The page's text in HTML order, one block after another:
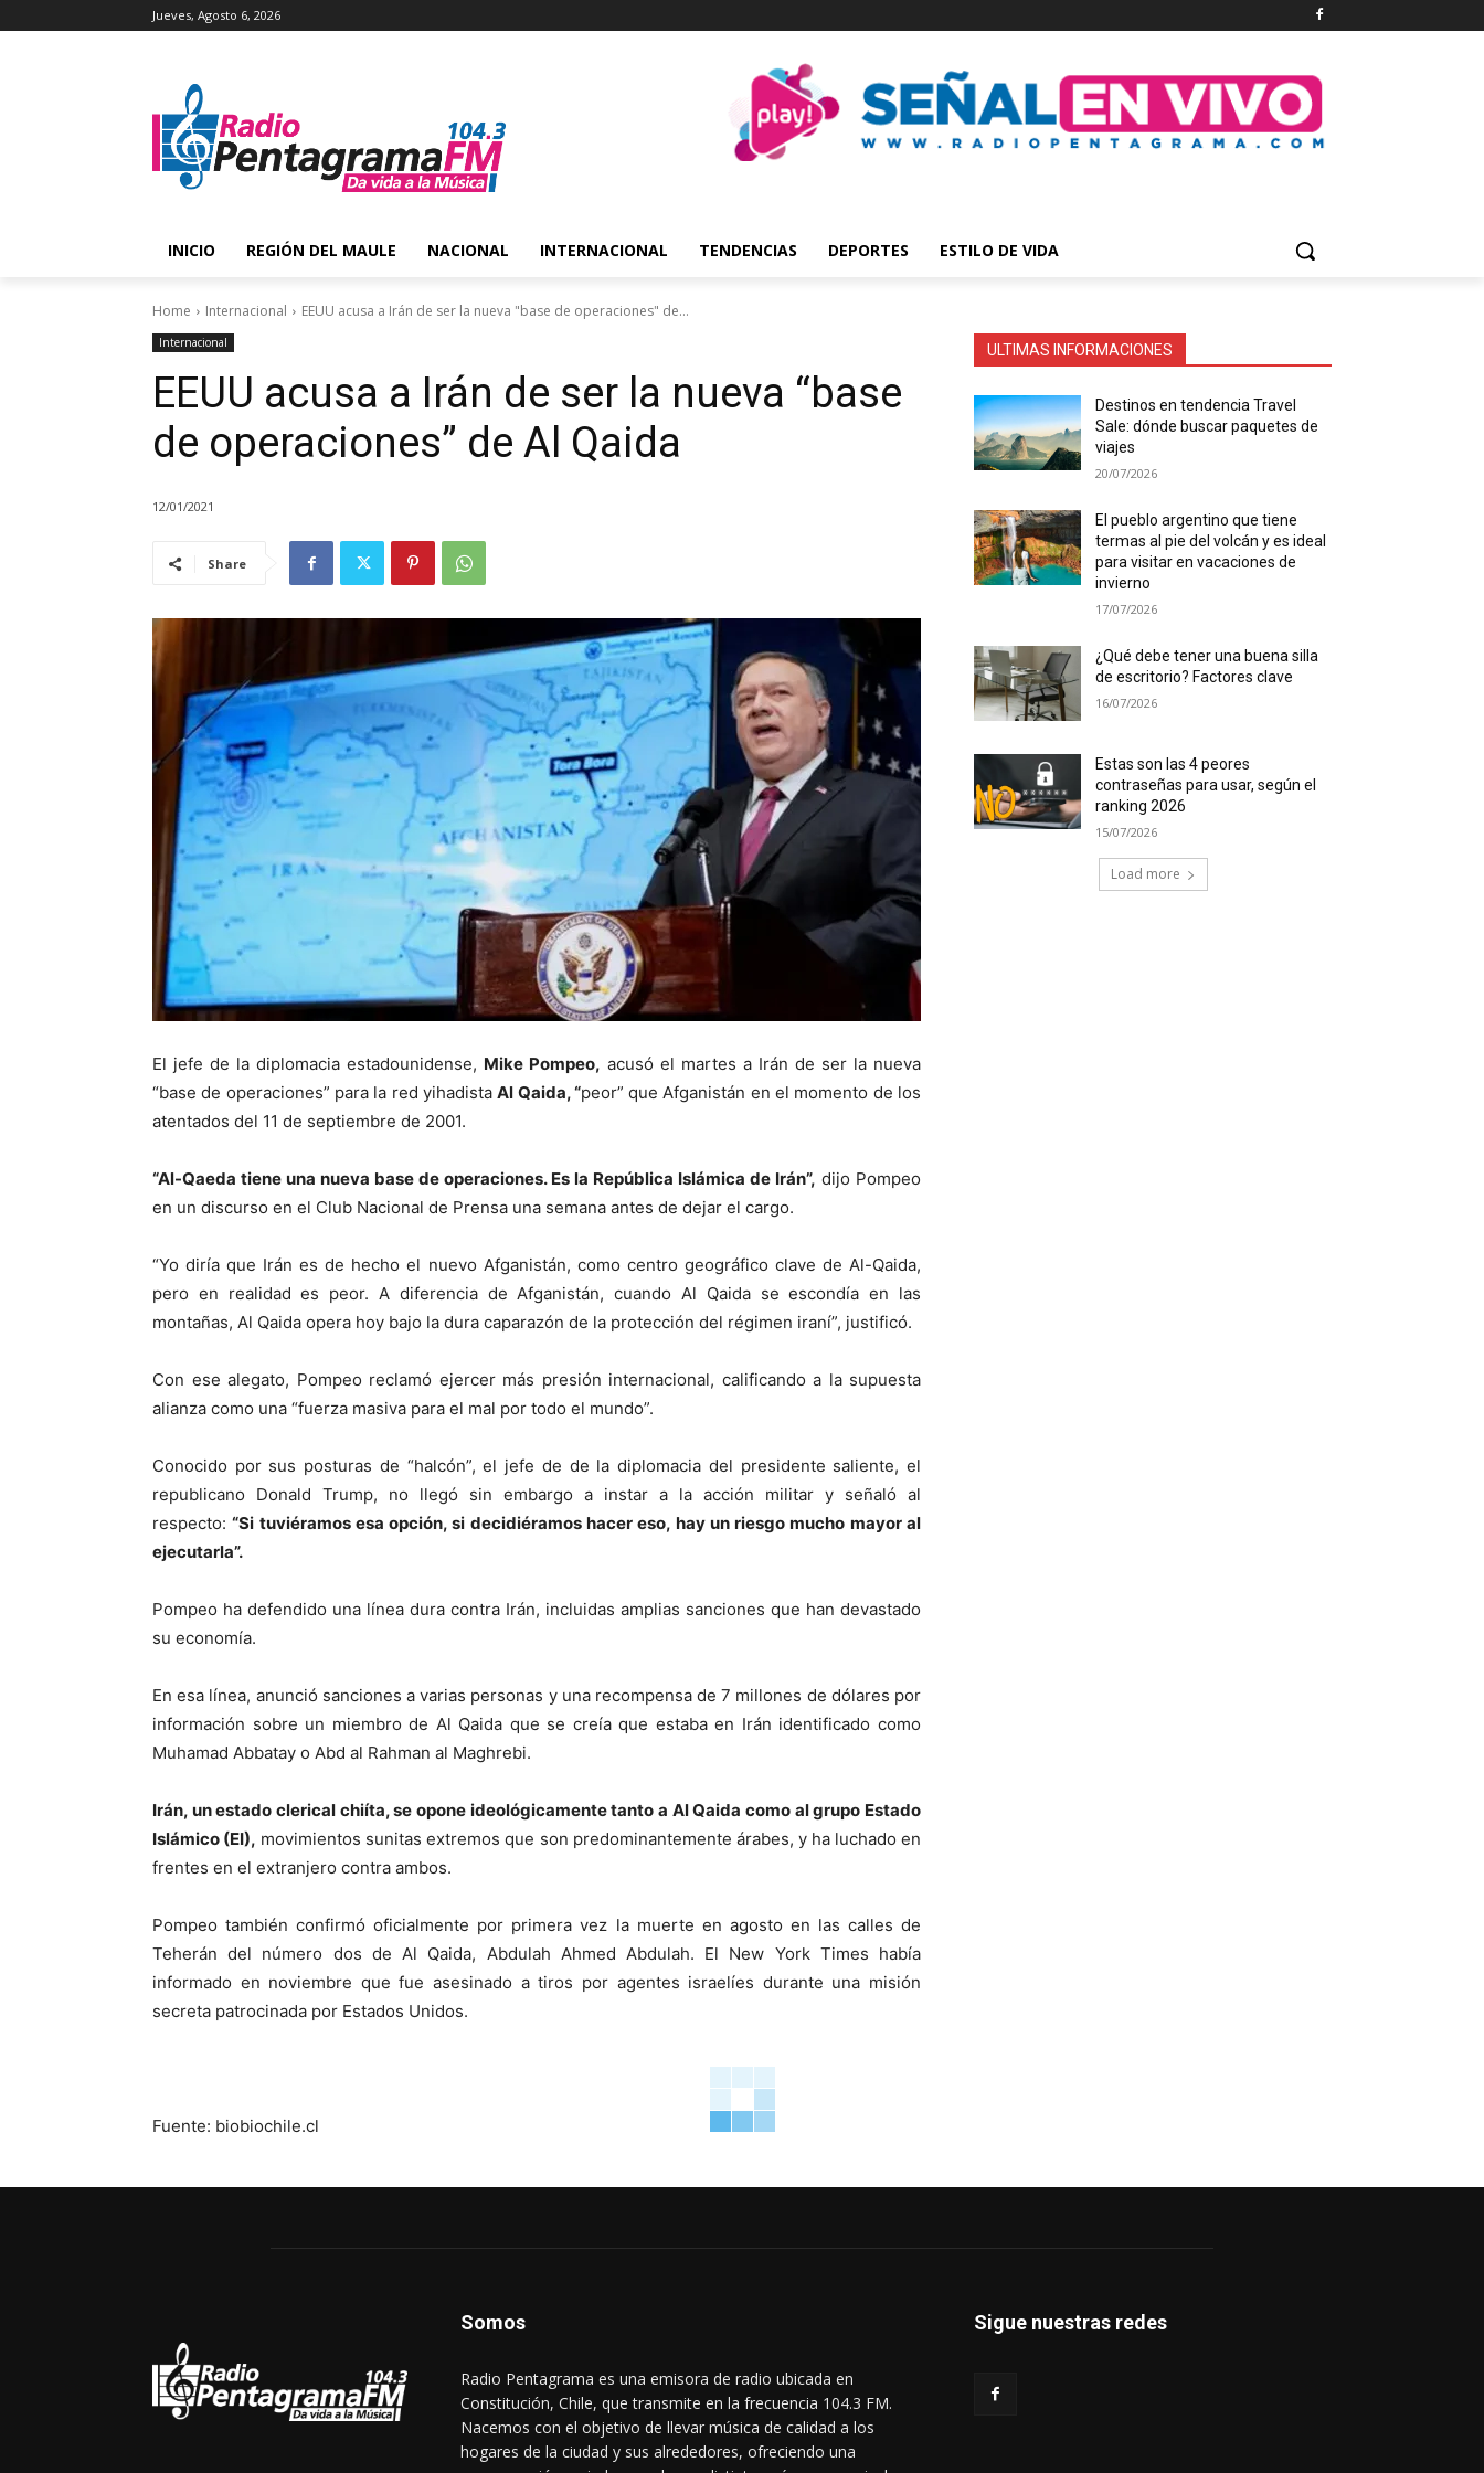
Jueves, Agosto 6, 2026
INICIO REGIÓN DEL MAULE NACIONAL INTERNACIONAL TENDENCIAS DEPORTES ESTILO DE VIDA
Home Internacional EEUU acusa a Irán de ser la nueva "base de operaciones" de...
Internacional
EEUU acusa a Irán de ser la nueva “base
de operaciones” de Al Qaida
12/01/2021
Share
El jefe de la diplomacia estadounidense, Mike Pompeo, acusó el martes a Irán de ser la nueva
“base de operaciones” para la red yihadistaAl Qaida, “peor” que Afganistán en el momento de los
atentados del 11 de septiembre de 2001.
“Al-Qaeda tiene una nueva base de operaciones. Es la República Islámica de Irán”, dijo Pompeo
en un discurso en el Club Nacional de Prensa una semana antes de dejar el cargo.
“Yo diría que Irán es de hecho el nuevo Afganistán, como centro geográfico clave de Al-Qaida,
pero en realidad es peor. A diferencia de Afganistán, cuando Al Qaida se escondía en las
montañas, Al Qaida opera hoy bajo la dura caparazón de la protección del régimen iraní”, justificó.
Con ese alegato, Pompeo reclamó ejercer más presión internacional, calificando a la supuesta
alianza como una “fuerza masiva para el mal por todo el mundo”.
Conocido por sus posturas de “halcón”, el jefe de de la diplomacia del presidente saliente, el
republicano Donald Trump, no llegó sin embargo a instar a la acción militar y señaló al
respecto:“Si tuviéramos esa opción, si decidiéramos hacer eso, hay un riesgo mucho mayor al
ejecutarla”.
Pompeo ha defendido una línea dura contra Irán, incluidas amplias sanciones que han devastado
su economía.
En esa línea, anunció sanciones a varias personas y una recompensa de 7 millones de dólares por
información sobre un miembro de Al Qaida que se creía que estaba en Irán identificado como
Muhamad Abbatay o Abd al Rahman al Maghrebi.
Irán, un estado clerical chiíta, se opone ideológicamente tanto a Al Qaida como al grupo Estado
Islámico (EI), movimientos sunitas extremos que son predominantemente árabes, y ha luchado en
frentes en el extranjero contra ambos.
Pompeo también confirmó oficialmente por primera vez la muerte en agosto en las calles de
Teherán del número dos de Al Qaida, Abdulah Ahmed Abdulah. El New York Times había
informado en noviembre que fue asesinado a tiros por agentes israelíes durante una misión
secreta patrocinada por Estados Unidos.
Fuente: biobiochile.cl
ULTIMAS INFORMACIONES
Destinos en tendencia Travel
Sale: dónde buscar paquetes de
viajes
20/07/2026
El pueblo argentino que tiene
termas al pie del volcán y es ideal
para visitar en vacaciones de
invierno
17/07/2026
¿Qué debe tener una buena silla
de escritorio? Factores clave
16/07/2026
Estas son las 4 peores
contraseñas para usar, según el
ranking 2026
15/07/2026
Load more
Somos
Radio Pentagrama es una emisora de radio ubicada en
Constitución, Chile, que transmite en la frecuencia 104.3 FM.
Nacemos con el objetivo de llevar música de calidad a los
hogares de la ciudad y sus alrededores, ofreciendo una
Sigue nuestras redes